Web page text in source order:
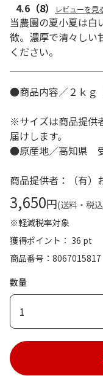
4.6 （8） レビューを見
当農園の夏小夏は白
徴。濃厚で清々しい
ください。
●商品内容／２ｋｇ
※サイズは商品提供
届けします。
●原産地／高知県
商品提供者：（有
3,650円(送料・税
※軽減税率対象
獲得ポイント： 36 pt
商品番号
8067015817
数量
1